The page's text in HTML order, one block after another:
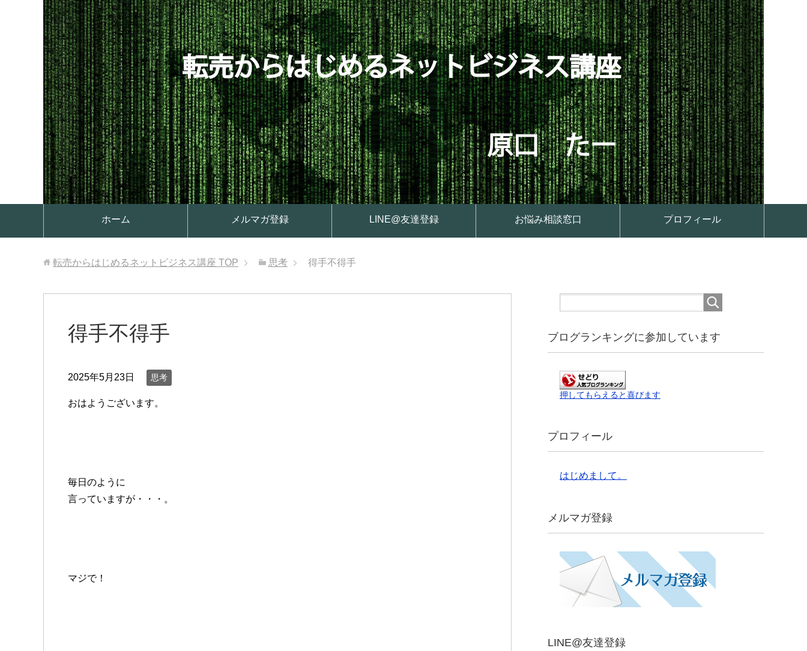
ホーム メルマガ登録 LINE@友達登録 お悩み相談窓口 プロフィール
転売からはじめるネットビジネス講座 TOP 思考 得手不得手
得手不得手
2025年5月23日 思考
おはようございます。
毎日のように
言っていますが・・・。
マジで！
ブログランキングに参加しています
押してもらえると喜びます
プロフィール
はじめまして。
メルマガ登録
LINE@友達登録